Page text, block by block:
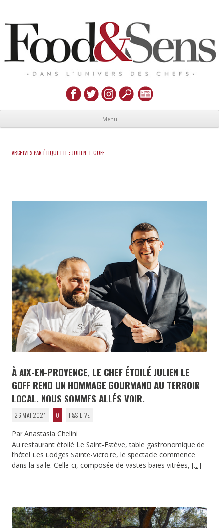
Menu
ARCHIVES PAR ÉTIQUETTE : JULIEN LE GOFF
À AIX-EN-PROVENCE, LE CHEF ÉTOILÉ JULIEN LE
GOFF REND UN HOMMAGE GOURMAND AU TERROIR
LOCAL. NOUS SOMMES ALLÉS VOIR.
26 MAI 2024 0 F&S LIVE
Par Anastasia Chelini
Au restaurant étoilé Le Saint-Estève, table gastronomique de
l’hôtel Les Lodges Sainte-Victoire, le spectacle commence
dans la salle. Celle-ci, composée de vastes baies vitrées, […]